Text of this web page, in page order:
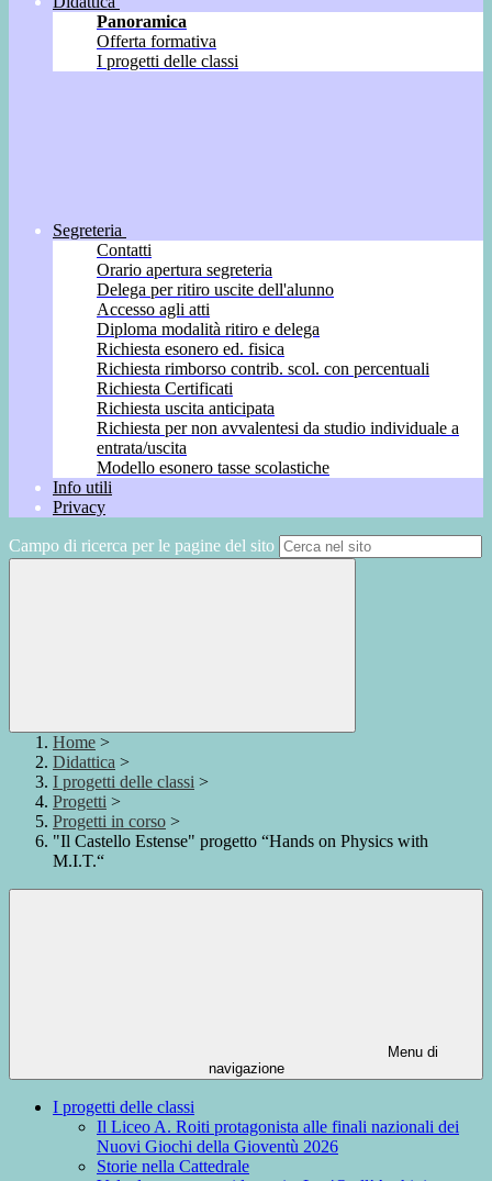
Panoramica
Offerta formativa
I progetti delle classi
Segreteria
Contatti
Orario apertura segreteria
Delega per ritiro uscite dell'alunno
Accesso agli atti
Diploma modalità ritiro e delega
Richiesta esonero ed. fisica
Richiesta rimborso contrib. scol. con percentuali
Richiesta Certificati
Richiesta uscita anticipata
Richiesta per non avvalentesi da studio individuale a
entrata/uscita
Modello esonero tasse scolastiche
Info utili
Privacy
Campo di ricerca per le pagine del sito
Home >
Didattica >
I progetti delle classi >
Progetti >
Progetti in corso >
"Il Castello Estense" progetto “Hands on Physics with
M.I.T.“
Menu di
navigazione
I progetti delle classi
Il Liceo A. Roiti protagonista alle finali nazionali dei
Nuovi Giochi della Gioventù 2026
Storie nella Cattedrale